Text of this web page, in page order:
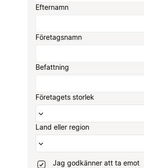
Efternamn
Företagsnamn
Befattning
Företagets storlek
Land eller region
Jag godkänner att ta emot